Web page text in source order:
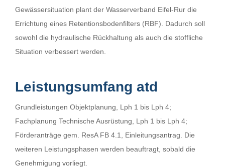
Gewässersituation plant der Wasserverband Eifel-Rur die
Errichtung eines Retentionsbodenfilters (RBF). Dadurch soll
sowohl die hydraulische Rückhaltung als auch die stoffliche
Situation verbessert werden.
Leistungsumfang atd
Grundleistungen Objektplanung, Lph 1 bis Lph 4;
Fachplanung Technische Ausrüstung, Lph 1 bis Lph 4;
Förderanträge gem. ResA FB 4.1, Einleitungsantrag. Die
weiteren Leistungsphasen werden beauftragt, sobald die
Genehmigung vorliegt.